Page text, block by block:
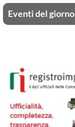
Eventi del giorno